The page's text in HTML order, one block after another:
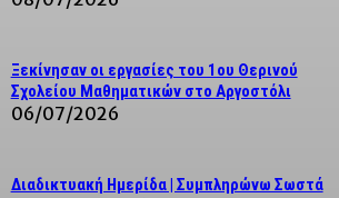
Ξεκίνησαν οι εργασίες του 1ου Θερινού
Σχολείου Μαθηματικών στο Αργοστόλι
06/07/2026
Διαδικτυακή Ημερίδα | Συμπληρώνω Σωστά